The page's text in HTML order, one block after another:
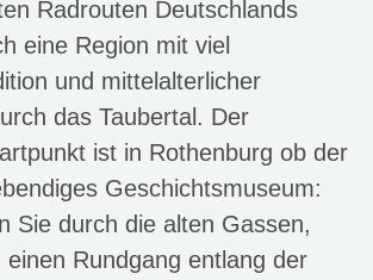
Radrouten Deutschlands
eine Region mit viel
und mittelalterlicher
das Taubertal. Der
ist in Rothenburg ob der
Geschichtsmuseum:
Sie durch die alten Gassen,
einen Rundgang entlang der